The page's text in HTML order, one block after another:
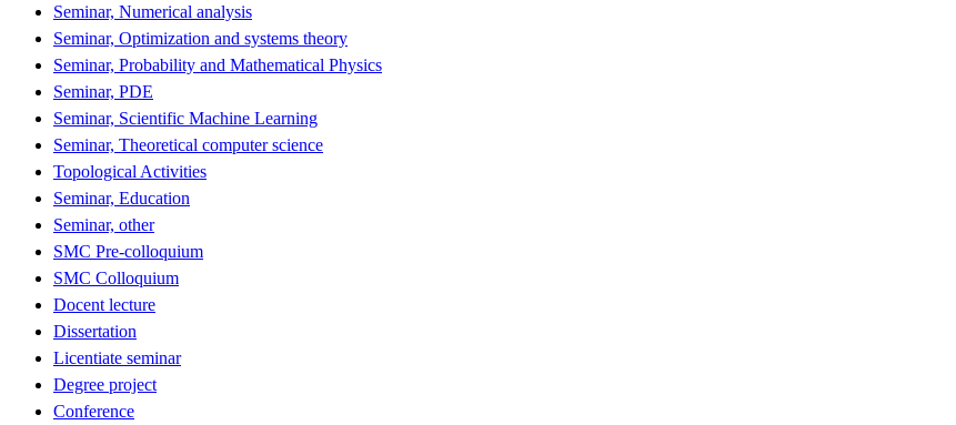
Seminar, Numerical analysis
Seminar, Optimization and systems theory
Seminar, Probability and Mathematical Physics
Seminar, PDE
Seminar, Scientific Machine Learning
Seminar, Theoretical computer science
Topological Activities
Seminar, Education
Seminar, other
SMC Pre-colloquium
SMC Colloquium
Docent lecture
Dissertation
Licentiate seminar
Degree project
Conference